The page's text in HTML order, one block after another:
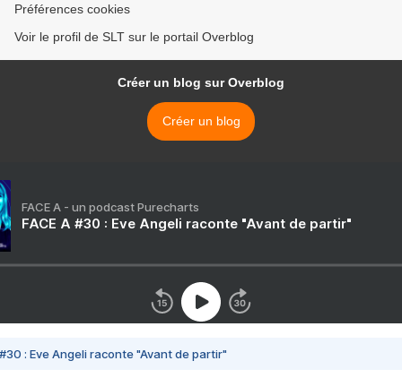
Préférences cookies
Voir le profil de SLT sur le portail Overblog
Créer un blog sur Overblog
Créer un blog
FACE A - un podcast Purecharts
FACE A #30 : Eve Angeli raconte "Avant de partir"
#30 : Eve Angeli raconte "Avant de partir"